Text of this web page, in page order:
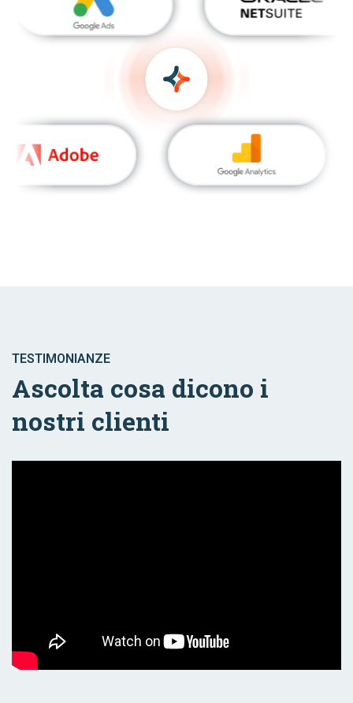
TESTIMONIANZE
Ascolta cosa dicono i
nostri clienti